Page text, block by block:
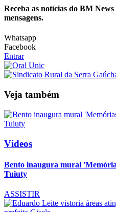
Receba as notícias do BM
mensagens.
Whatsapp
Facebook
Entrar
Veja também
Vídeos
Bento inaugura mural
Tuiuty
ASSISTIR